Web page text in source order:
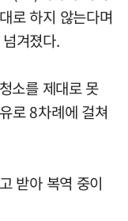
로 하지 않는다며
겨졌다.
소를 제대로 못
로 8차례에 걸쳐
받아 복역 중이